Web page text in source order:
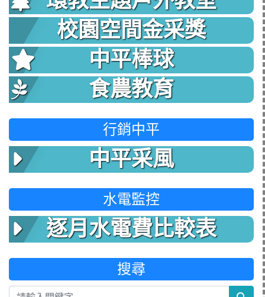
校園空間金采獎
中平棒球
食農教育
行銷中平
中平采風
水電監控
逐月水電費比較表
搜尋